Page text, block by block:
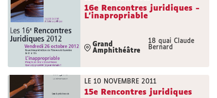
16e Rencontres juridiques -
L'inapropriable
Grand
Amphithéâtre
18 quai Claude
Bernard
LE 10 NOVEMBRE 2011
15e Rencontres juridiques